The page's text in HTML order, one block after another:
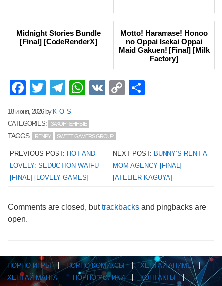
Midnight Stories Bundle
[Final] [CodeRenderX]
Motto! Haramase! Honoo
no Oppai Isekai Oppai
Maid Gakuen! [Final] [Milk
Factory]
Facebook
TwitterTelegram
WhatsApp
VK Copy
18 июня, 2026by K_O_S
CATEGORIES:
ЗАКОНЧЕННЫЕ
TAGGS: RENPY SWEET GAMERS GROUP
PREVIOUS POST: HOT AND
LOVELY: SEDUCTION WAIFU
[FINAL] [LOVELY GAMES]
NEXT POST: BUNNY’S RENT-A-
MOM AGENCY [FINAL]
[ATELIER KAGUYA]
Comments are closed, buttrackbacks and pingbacks are
open.
ПОРНО ИГРЫ ПОРНО КОМИКСЫ
ХЕНТАЙ АНИМЕ
ХЕНТАЙ МАНГА
ПОРНО РОЛИКИ КОНТАКТЫ